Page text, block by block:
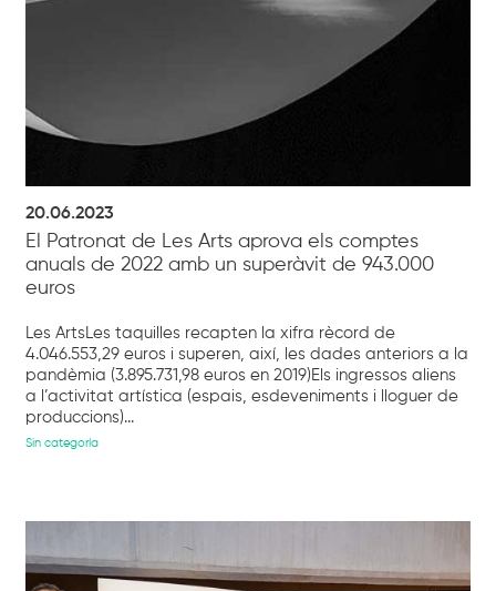
20.06.2023
El Patronat de Les Arts aprova els comptes
anuals de 2022 amb un superàvit de 943.000
euros
Les ArtsLes taquilles recapten la xifra rècord de
4.046.553,29 euros i superen, així, les dades anteriors a la
pandèmia (3.895.731,98 euros en 2019)Els ingressos aliens
a l’activitat artística (espais, esdeveniments i lloguer de
produccions)...
Sin categoría